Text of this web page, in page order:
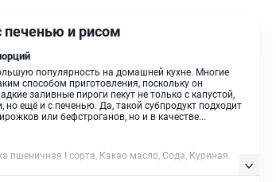
печенью и рисом
популярность на домашней кухне. Многие
способом приготовления, поскольку он
заливные пироги пекут не только с капустой,
ещё и с печенью. Да, такой субпродукт подходит
или бефстроганов, но и в качестве...
пшеничная I сорта, Какао масло, Сода, Куриная